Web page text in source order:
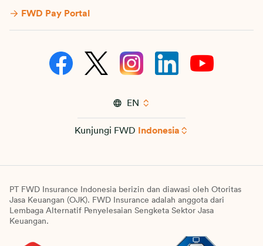
FWD Pay Portal
EN
Kunjungi FWD Indonesia
PT FWD Insurance Indonesia berizin dan diawasi oleh Otoritas
Jasa Keuangan (OJK). FWD Insurance adalah anggota dari
Lembaga Alternatif Penyelesaian Sengketa Sektor Jasa
Keuangan.